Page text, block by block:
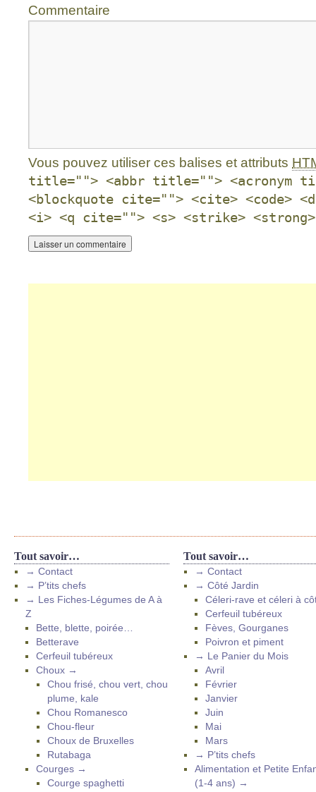
Commentaire
Vous pouvez utiliser ces balises et attributs
title=""> <abbr title=""> <acronym
<blockquote cite=""> <cite> <code>
<i> <q cite=""> <s> <strike> <strong>
Tout savoir…
→ Contact
→ P’tits chefs
→ Les Fiches-Légumes de A à
Z
Bette, blette, poirée…
Betterave
Cerfeuil tubéreux
Choux →
Chou frisé, chou vert, chou
plume, kale
Chou Romanesco
Chou-fleur
Choux de Bruxelles
Rutabaga
Courges →
Courge spaghetti
Tout savoir…
→ Contact
→ Côté Jardin
Céleri-rave et céleri à
Cerfeuil tubéreux
Fèves, Gourganes
Poivron et piment
→ Le Panier du Mois
Avril
Février
Janvier
Juin
Mai
Mars
→ P’tits chefs
Alimentation et Petite
(1-4 ans) →